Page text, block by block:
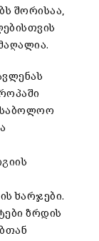
შორისაა,
საბოლოო
ხარჯები.
ზრდის